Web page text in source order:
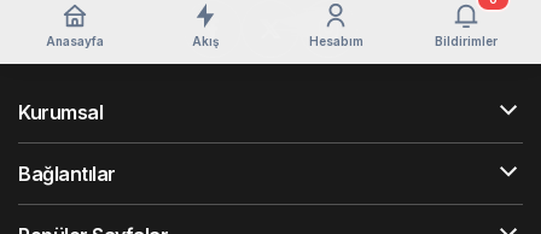
Anasayfa Akış Hesabım Bildirimler
Kurumsal
Bağlantılar